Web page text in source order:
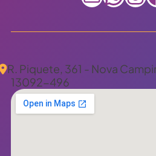
R. Piquete, 361 - Nova
13092-496